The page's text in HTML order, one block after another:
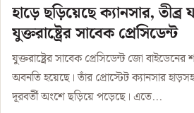
হাড়ে ছড়িয়েছে ক্যানসার, তীব্র
যুক্তরাষ্ট্রের সাবেক প্রেসিডেন্ট
যুক্তরাষ্ট্রের সাবেক প্রেসিডেন্ট জো বাইডেনের
অবনতি হয়েছে। তাঁর প্রোস্টেট ক্যানসার
দূরবর্তী অংশে ছড়িয়ে পড়েছে। এতে...